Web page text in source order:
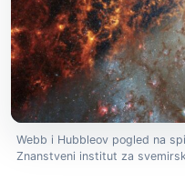
Webb i Hubbleov pogled na
Znanstveni institut za